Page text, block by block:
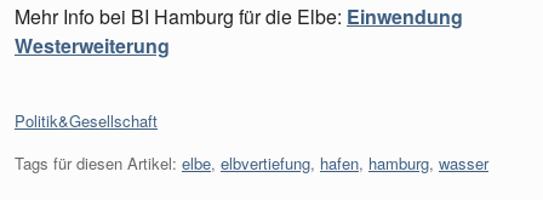
Mehr Info bei BI Hamburg für die Elbe: Einwendung
Westerweiterung
Kategorien:
Politik&Gesellschaft
Tags für diesen Artikel: elbe, elbvertiefung, hafen, hamburg, wasser